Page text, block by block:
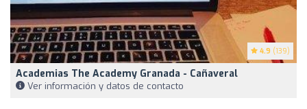
4.9 (139)
Academias The Academy Granada - Cañaveral
Ver información y datos de contacto